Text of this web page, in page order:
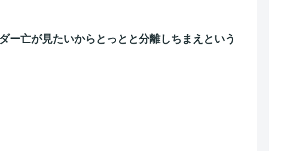
ー亡が見たいからとっとと分離しちまえという